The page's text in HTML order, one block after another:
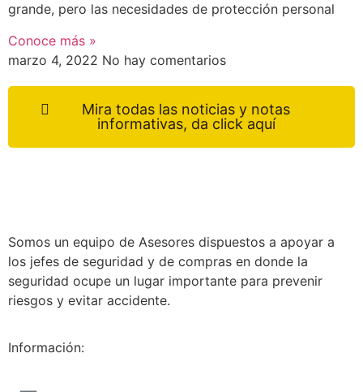
grande, pero las necesidades de protección personal
Conoce más »
marzo 4, 2022 No hay comentarios
Mira todas las noticias y notas
informativas, da click aquí
Somos un equipo de Asesores dispuestos a apoyar a
los jefes de seguridad y de compras en donde la
seguridad ocupe un lugar importante para prevenir
riesgos y evitar accidente.
Información: